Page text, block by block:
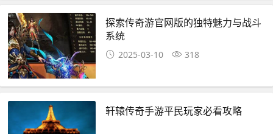
探索传奇游官网版的独特魅力与战斗
系统
2025-03-10 318
轩辕传奇手游平民玩家必看攻略